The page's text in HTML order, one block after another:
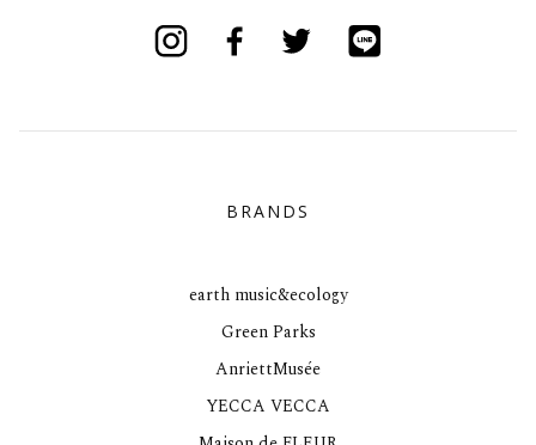
BRANDS
earth music&ecology
Green Parks
AnriettMusée
YECCA VECCA